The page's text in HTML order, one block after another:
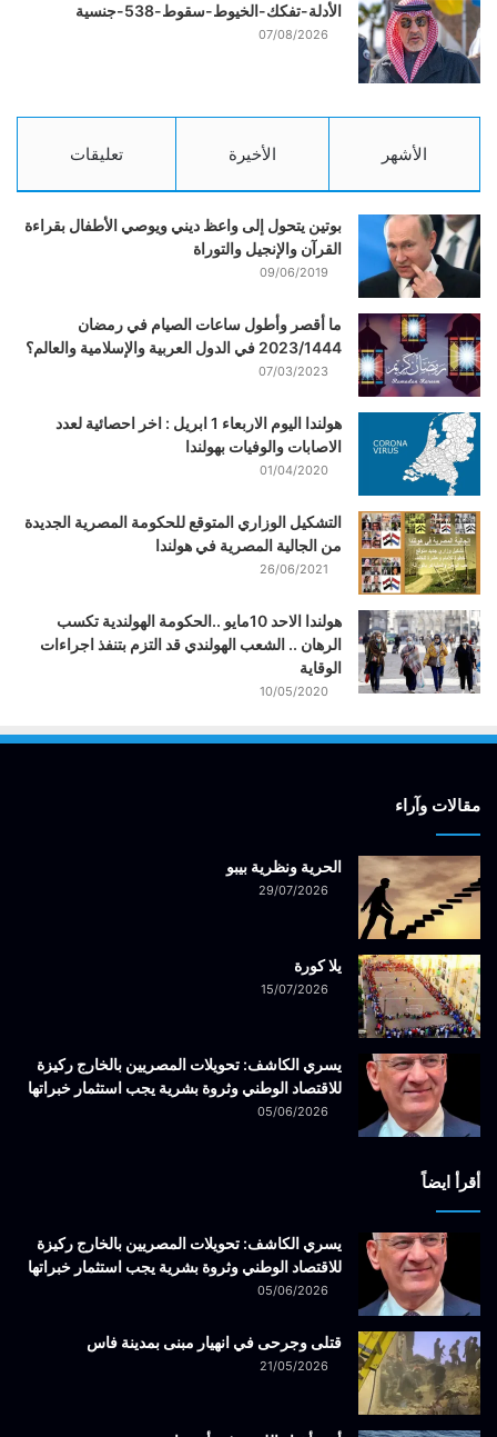
الأدلة-تفكك-الخيوط-سقوط-538-جنسية
07/08/2026
الأشهر الأخيرة تعليقات
بوتين يتحول إلى واعظ ديني ويوصي الأطفال بقراءة
القرآن والإنجيل والتوراة
09/06/2019
ما أقصر وأطول ساعات الصيام في رمضان
2023/1444 في الدول العربية والإسلامية والعالم؟
07/03/2023
هولندا اليوم الاربعاء 1 ابريل : اخر احصائية لعدد
الاصابات والوفيات بهولندا
01/04/2020
التشكيل الوزاري المتوقع للحكومة المصرية الجديدة
من الجالية المصرية في هولندا
26/06/2021
هولندا الاحد 10مايو ..الحكومة الهولندية تكسب
الرهان .. الشعب الهولندي قد التزم بتنفذ اجراءات
الوقاية
10/05/2020
مقالات وآراء
الحرية ونظرية بيبو
29/07/2026
يلا كورة
15/07/2026
يسري الكاشف: تحويلات المصريين بالخارج ركيزة
للاقتصاد الوطني وثروة بشرية يجب استثمار خبراتها
05/06/2026
أقرأ ايضاً
يسري الكاشف: تحويلات المصريين بالخارج ركيزة
للاقتصاد الوطني وثروة بشرية يجب استثمار خبراتها
05/06/2026
قتلى وجرحى في انهيار مبنى بمدينة فاس
21/05/2026